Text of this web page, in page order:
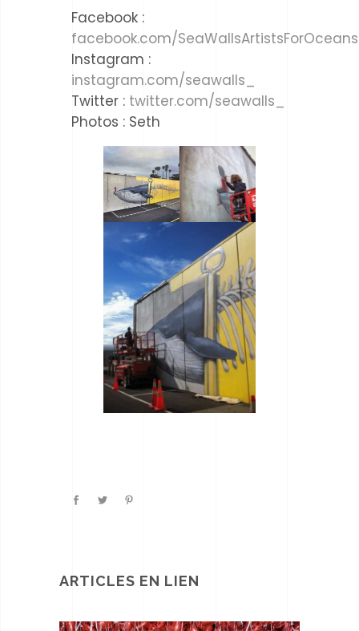
Facebook :
facebook.com/SeaWallsArtistsForOceans
Instagram :
instagram.com/seawalls_
Twitter : twitter.com/seawalls_
Photos : Seth
ARTICLES EN LIEN